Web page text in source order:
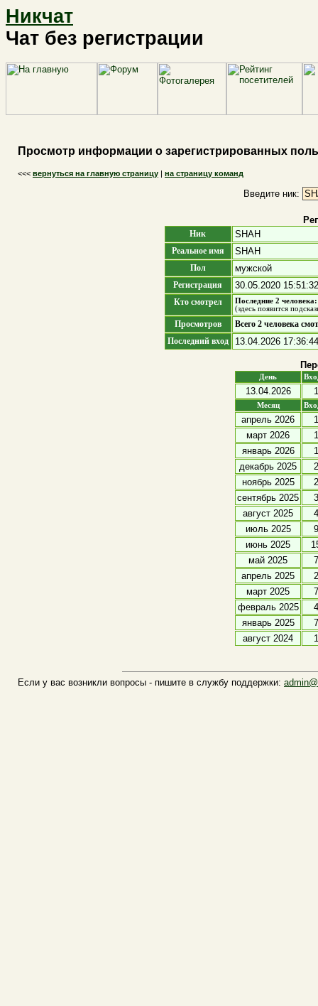
Никчат
Чат без регистрации
Просмотр информации о зарегистрированных
<<< вернуться на главную страницу | на страницу команд
Введите ник:
Ник SHAH
Реальное имя SHAH
Пол мужской
Регистрация 30.05.2020
Кто смотрел
Последние 2
(здесь появится
Просмотров
Всего 2 человека
Последний вход
13.04.2026
День
13.04.2026 1
Месяц
апрель 2026
1
март 2026
1
январь 2026
1
декабрь 2025
2
ноябрь 2025
2
сентябрь 2025
3
август 2025
4
июль 2025
9
июнь 2025
май 2025
7
апрель 2025
2
март 2025
7
февраль 2025
4
январь 2025
7
август 2024
1
Если у вас возникли вопросы - пишите в службу поддержки: